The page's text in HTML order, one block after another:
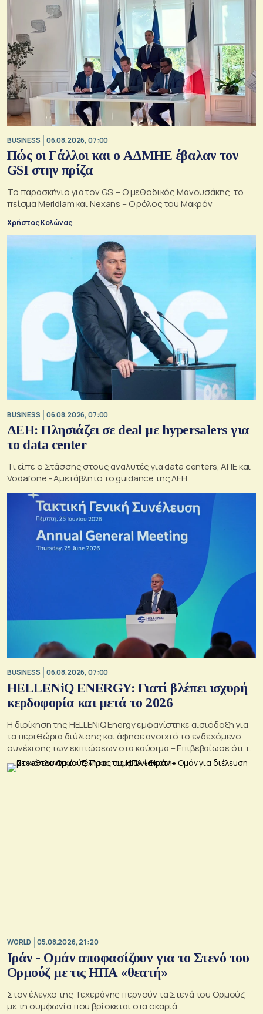
BUSINESS 06.08.2026, 07:00
Πώς οι Γάλλοι και ο ΑΔΜΗΕ έβαλαν τον
GSI στην πρίζα
Το παρασκήνιο για τον GSI – Ο μεθοδικός Μανουσάκης, το
πείσμα Meridiam και Nexans – Ο ρόλος του Μακρόν
Χρήστος Κολώνας
BUSINESS 06.08.2026, 07:00
ΔΕΗ: Πλησιάζει σε deal με hypersalers για
το data center
Τι είπε ο Στάσσης στους αναλυτές για data centers, ΑΠΕ και
Vodafone - Αμετάβλητο το guidance της ΔΕΗ
BUSINESS 06.08.2026, 07:00
HELLENiQ ENERGY: Γιατί βλέπει ισχυρή
κερδοφορία και μετά το 2026
Η διοίκηση της HELLENiQ Energy εμφανίστηκε αισιόδοξη για
τα περιθώρια διύλισης και άφησε ανοιχτό το ενδεχόμενο
συνέχισης των εκπτώσεων στα καύσιμα – Επιβεβαίωσε ότι το
γεωτρύπανο θα μπει το 2027 στο Βόρειο Ιόνιο
WORLD 05.08.2026, 21:20
Ιράν - Ομάν αποφασίζουν για το Στενό του
Ορμούζ με τις ΗΠΑ «θεατή»
Στον έλεγχο της Τεχεράνης περνούν τα Στενά του Ορμούζ
με τη συμφωνία που βρίσκεται στα σκαριά